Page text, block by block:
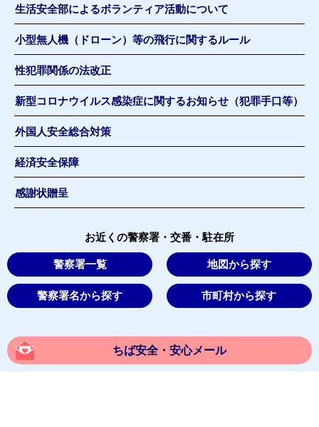
生活安全部によるボランティア活動について
小型無人機（ドローン）等の飛行に関するルール
性犯罪関係の法改正
新型コロナウイルス感染症に関するお知らせ（犯罪手口等）
外国人安全総合対策
経済安全保障
感謝状贈呈
お近くの警察署・交番・駐在所
警察署一覧 地図から探す
警察署名から探す 市町村から探す
ちば安全・安心メール